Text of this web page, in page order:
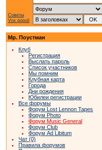
Советы
Vox populi
Мр. Поустман
Клуб
Регистрация
Выслать пароль
Список участников
Мы помним
Клубная карта
Города
Дни рождения
Юбилеи регистрации
Все форумы
Форум Lost Lennon Tapes
Форум Photo
Форум Music General
Форум Club
Форум Ad Libitum
Чат (0)
Правила форумов